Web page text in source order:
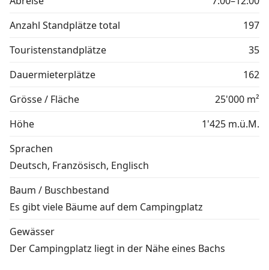
Anzahl Standplätze total
197
Touristenstandplätze
35
Dauermieterplätze
162
Grösse / Fläche
25'000 m²
Höhe
1'425 m.ü.M.
Sprachen
Deutsch, Französisch, Englisch
Baum / Buschbestand
Es gibt viele Bäume auf dem Campingplatz
Gewässer
Der Campingplatz liegt in der Nähe eines Bachs